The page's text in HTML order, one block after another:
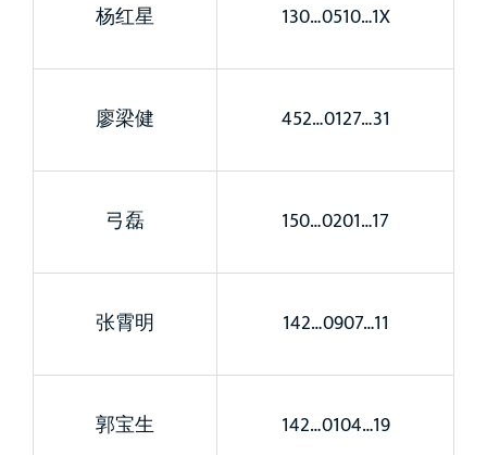
杨红星 130…0510…1X
廖梁健 452…0127…31
弓磊 150…0201…17
张霄明 142…0907…11
郭宝生 142…0104…19